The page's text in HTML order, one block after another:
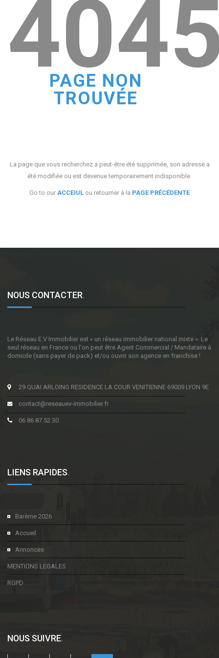
PAGE NON
TROUVÉE
La page que vous recherchez a peut-être été supprimée, son adresse a
été modifiée ou est devenue temporairement indisponible.
Go to our ACCEIUL ou retourner à la PAGE PRÉCÉDENTE
NOUS CONTACTER.
Le Réseau E.V Immobilier est « un réseau immobilier national mixte ». Le
seul réseau en France ou l'on peut être Agent Commercial / Mandataire à
domicile (sans payer de pack) et/ou ouvrir son agence en franchise !
29 QUAI ARLOING RESIDENCE LA COUR VENITIENNE 69009 LYON 9E
contact@reseauev-immobilier.fr
06 86 87 52 30
LIENS RAPIDES.
Barème 2026
Accueil
Annonces
MENTIONS LEGALES
RGPD
NOUS SUIVRE.